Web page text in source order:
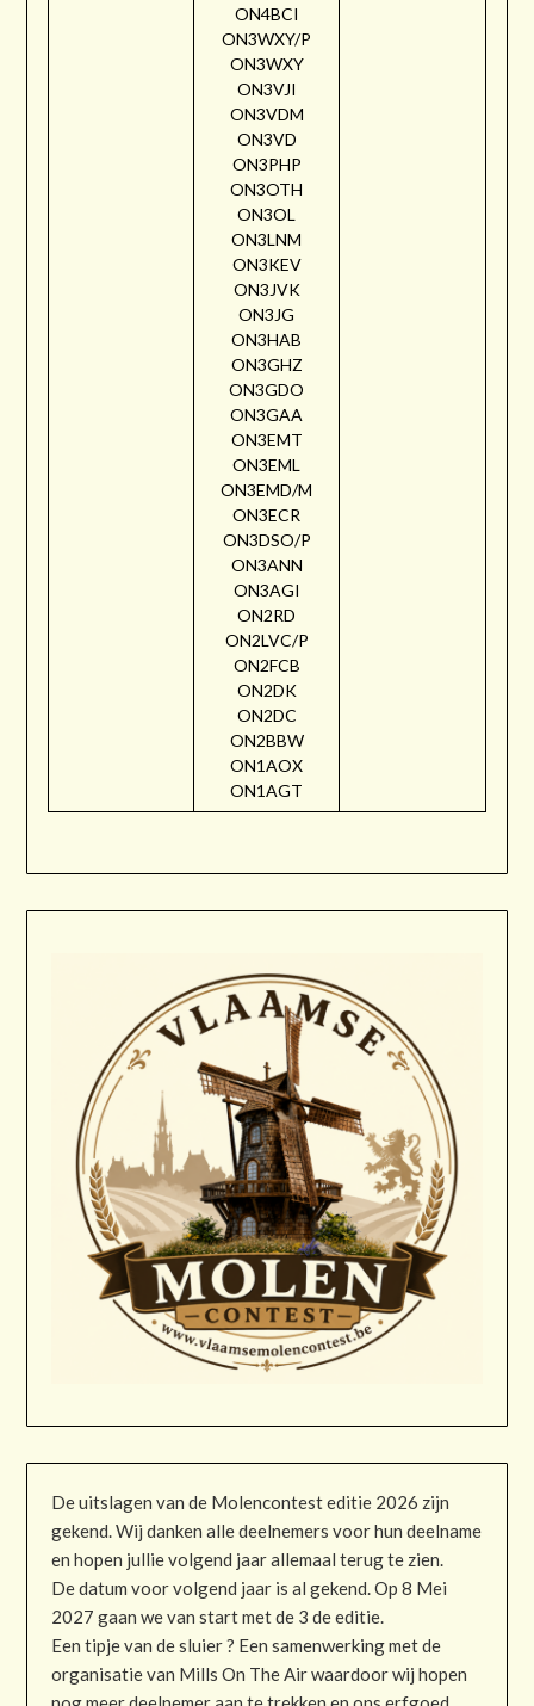
ON4BCI
ON3WXY/P
ON3WXY
ON3VJI
ON3VDM
ON3VD
ON3PHP
ON3OTH
ON3OL
ON3LNM
ON3KEV
ON3JVK
ON3JG
ON3HAB
ON3GHZ
ON3GDO
ON3GAA
ON3EMT
ON3EML
ON3EMD/M
ON3ECR
ON3DSO/P
ON3ANN
ON3AGI
ON2RD
ON2LVC/P
ON2FCB
ON2DK
ON2DC
ON2BBW
ON1AOX
ON1AGT
De uitslagen van de Molencontest editie 2026 zijn
gekend. Wij danken alle deelnemers voor hun deelname
en hopen jullie volgend jaar allemaal terug te zien.
De datum voor volgend jaar is al gekend. Op 8 Mei
2027 gaan we van start met de 3 de editie.
Een tipje van de sluier ? Een samenwerking met de
organisatie van Mills On The Air waardoor wij hopen